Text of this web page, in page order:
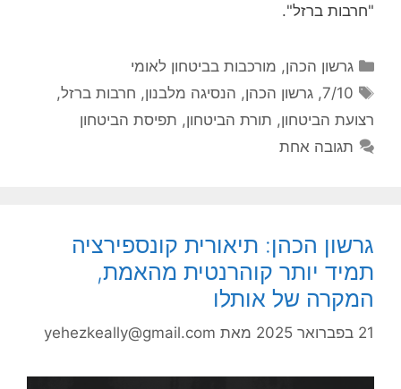
"חרבות ברזל".
קטגוריות
גרשון הכהן, מורכבות בביטחון לאומי
תגיות
7/10
,גרשון הכהן, הנסיגה מלבנון, חרבות ברזל,
רצועת הביטחון, תורת הביטחון, תפיסת הביטחון
תגובה אחת
גרשון הכהן: תיאורית קונספירציה
תמיד יותר קוהרנטית מהאמת,
המקרה של אותלו
21 בפברואר 2025 מאת yehezkeally@gmail.com